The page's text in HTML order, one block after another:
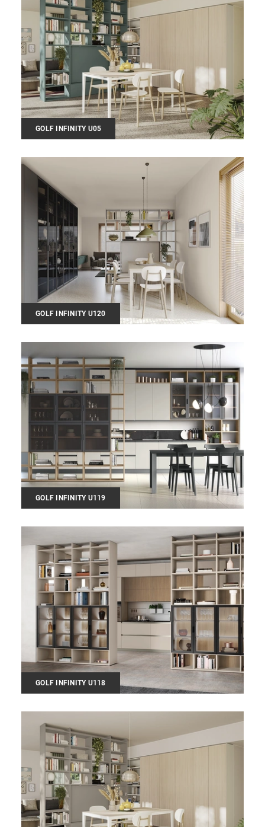
GOLF INFINITY U05
GOLF INFINITY U120
GOLF INFINITY U119
GOLF INFINITY U118